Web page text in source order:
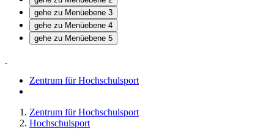
gehe zu Menüebene 3
gehe zu Menüebene 4
gehe zu Menüebene 5
Zentrum für Hochschulsport
Zentrum für Hochschulsport
Hochschulsport